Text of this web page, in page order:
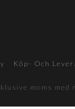
Köp- Och
moms med